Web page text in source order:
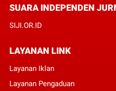
SUARA INDEPENDEN
SIJI.OR.ID
LAYANAN LINK
Layanan Iklan
Layanan Pengaduan